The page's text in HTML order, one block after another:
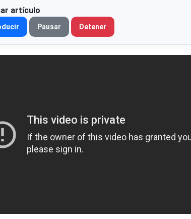
artículo
Pausar Detener